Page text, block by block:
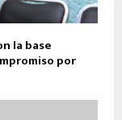
la base
por